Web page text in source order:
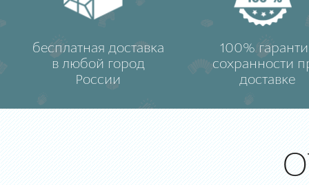
бесплатная доставка
в любой город
России
100%
сохранности
доставке